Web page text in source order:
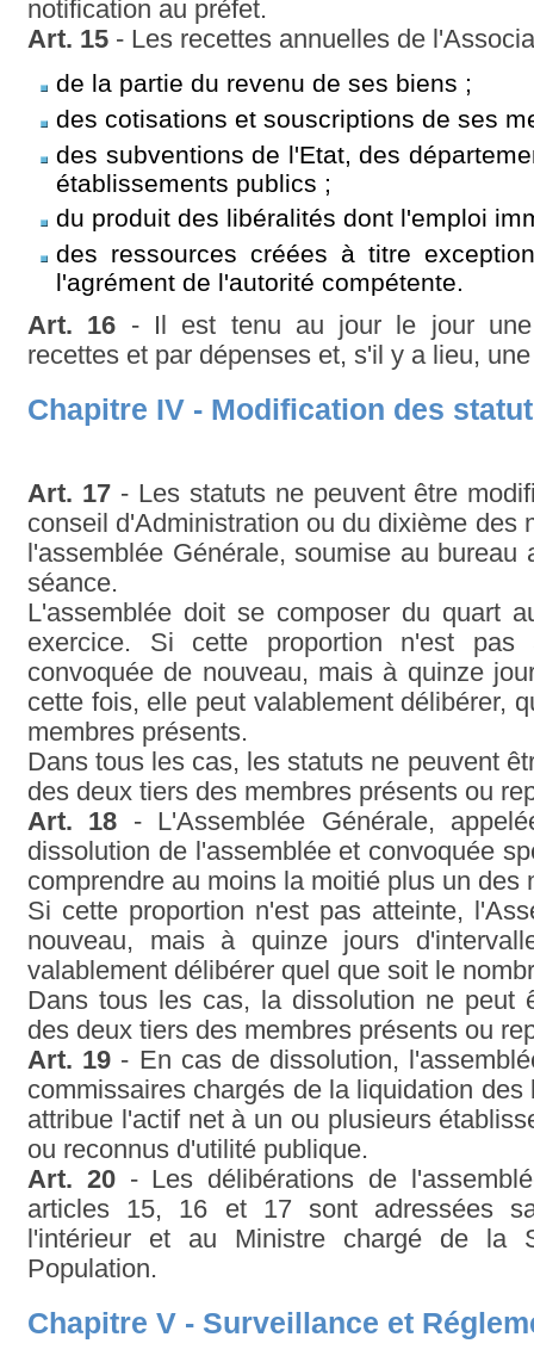
notification au préfet.
Art. 15 - Les recettes annuelles de
de la partie du revenu de ses biens ;
des cotisations et souscriptions de ses
des subventions de l'Etat, des
établissements publics ;
du produit des libéralités dont l'emploi
des ressources créées à titre
l'agrément de l'autorité compétente.
Art. 16 - Il est tenu au jour le jour une
recettes et par dépenses et, s'il y a lieu,
Chapitre IV - Modification des
Art. 17- Les statuts ne peuvent être
conseil d'Administration ou du dixième des
l'assemblée Générale, soumise au
séance.
L'assemblée doit se composer du quart
exercice. Si cette proportion n'est pas
convoquée de nouveau, mais à quinze
cette fois, elle peut valablement délibérer,
membres présents.
Dans tous les cas, les statuts ne peuvent
des deux tiers des membres présents ou
Art. 18 - L'Assemblée Générale,
dissolution de l'assemblée et convoquée
comprendre au moins la moitié plus un des
Si cette proportion n'est pas atteinte,
nouveau, mais à quinze jours
valablement délibérer quel que soit le
Dans tous les cas, la dissolution ne peut
des deux tiers des membres présents ou
Art. 19 - En cas de dissolution,
commissaires chargés de la liquidation
attribue l'actif net à un ou plusieurs
ou reconnus d'utilité publique.
Art. 20- Les délibérations de
articles 15, 16 et 17 sont adressées
l'intérieur et au Ministre chargé de la
Population.
Chapitre V - Surveillance et